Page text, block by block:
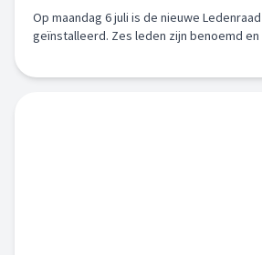
Op maandag 6 juli is de nieuwe
geïnstalleerd. Zes leden zijn benoemd en